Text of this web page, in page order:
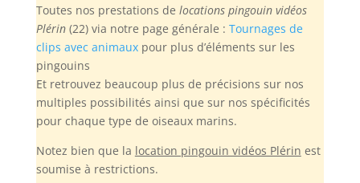
Toutes nos prestations de locations pingouin vidéos
Plérin(22) via notre page générale : Tournages de
clips avec animauxpour plus d’éléments sur les
pingouins
Et retrouvez beaucoup plus de précisions sur nos
multiples possibilités ainsi que sur nos spécificités
pour chaque type de oiseaux marins.
Notez bien que la location pingouin vidéos Plérin est
soumise à restrictions.